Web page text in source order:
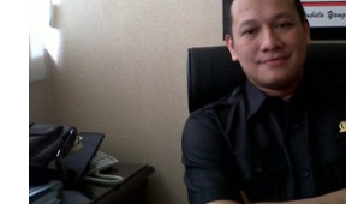
"Kasihan dia sudah tidak punya ayah,
kerja sebagai pembantu rumah tangga.
agar uang bisa kembali,"ungkapnya.
penarikan uang iuran untuk
dibenarkan oleh Atika Fadhilah siswa
diwawancarai. "Benar, bilangnya wajib